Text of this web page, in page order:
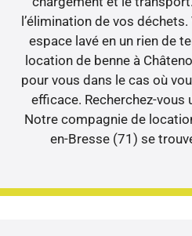
l’élimination de vos
espace lavé en un rien de
location de benne à
pour vous dans le cas où
efficace. Recherchez-vous
Notre compagnie de
en-Bresse (71) se